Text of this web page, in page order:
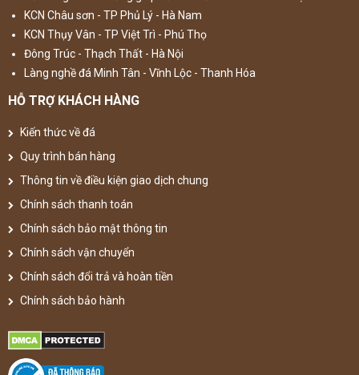
KCN Châu sơn - TP Phủ Lý - Hà Nam
KCN Thụy Vân - TP Việt Trì - Phú Thọ
Đông Trúc - Thạch Thất - Hà Nội
Làng nghề đá Minh Tân - Vĩnh Lộc - Thanh Hóa
HỖ TRỢ KHÁCH HÀNG
Kiến thức về đá
Quy trình bán hàng
Thông tin về điều kiện giao dịch chung
Chính sách thanh toán
Chính sách bảo mật thông tin
Chính sách vận chuyển
Chính sách đổi trả và hoàn tiền
Chính sách bảo hành